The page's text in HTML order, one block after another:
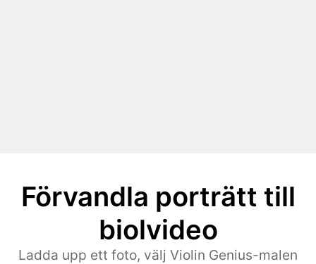
Förvandla porträtt till
biolvideo
Ladda upp ett foto, välj Violin Genius-malen